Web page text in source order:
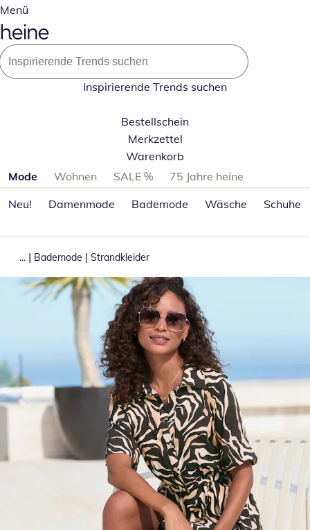
Menü
Inspirierende Trends suchen
Bestellschein
Merkzettel
Warenkorb
Produktkategorien überspringen
Mode Wohnen SALE %
75 Jahre heine
Neu!
Damenmode Bademode Wäsche Schuhe
... | Bademode | Strandkleider